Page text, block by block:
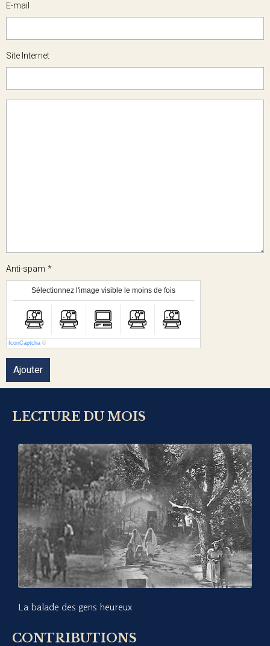
E-mail
Site Internet
Anti-spam
Sélectionnez l'image visible le moins de fois
IconCaptcha ©
Ajouter
LECTURE DU MOIS
La balade des gens heureux
CONTRIBUTIONS